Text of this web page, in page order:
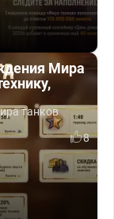
Мира
танков
8